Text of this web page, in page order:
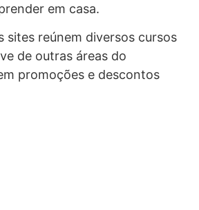
em casa.
sites reúnem diversos cursos
de outras áreas do
promoções e descontos